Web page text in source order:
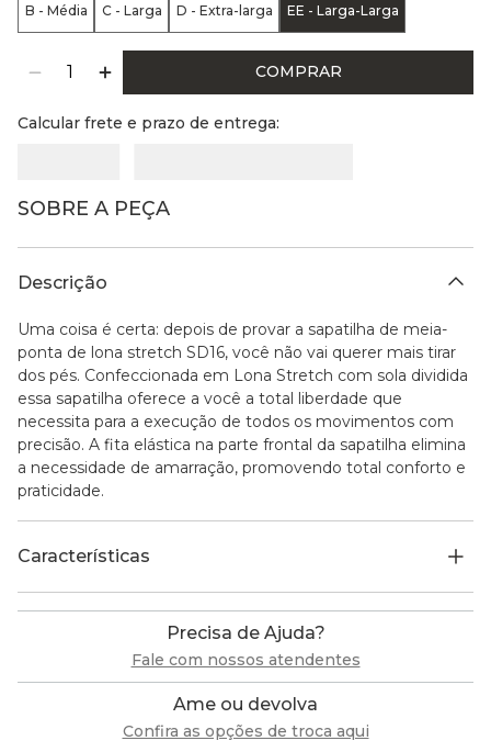
B - Média C - Larga D - Extra-larga EE - Larga-Larga
COMPRAR
Calcular frete e prazo de entrega:
SOBRE A PEÇA
Descrição
Uma coisa é certa: depois de provar a sapatilha de meia-
ponta de lona stretch SD16, você não vai querer mais tirar
dos pés. Confeccionada em Lona Stretch com sola dividida
essa sapatilha oferece a você a total liberdade que
necessita para a execução de todos os movimentos com
precisão. A fita elástica na parte frontal da sapatilha elimina
a necessidade de amarração, promovendo total conforto e
praticidade.
Características
Precisa de Ajuda?
Fale com nossos atendentes
Ame ou devolva
Confira as opções de troca aqui